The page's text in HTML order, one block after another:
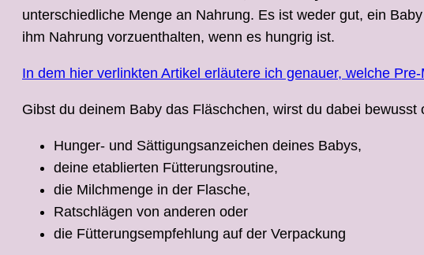
unterschiedliche Menge an Nahrung. Es ist weder gut, ein
ihm Nahrung vorzuenthalten, wenn es hungrig ist.
In dem hier verlinkten Artikel erläutere ich genauer, welche
Gibst du deinem Baby das Fläschchen, wirst du dabei bewusst
Hunger- und Sättigungsanzeichen deines Babys,
deine etablierten Fütterungsroutine,
die Milchmenge in der Flasche,
Ratschlägen von anderen oder
die Fütterungsempfehlung auf der Verpackung